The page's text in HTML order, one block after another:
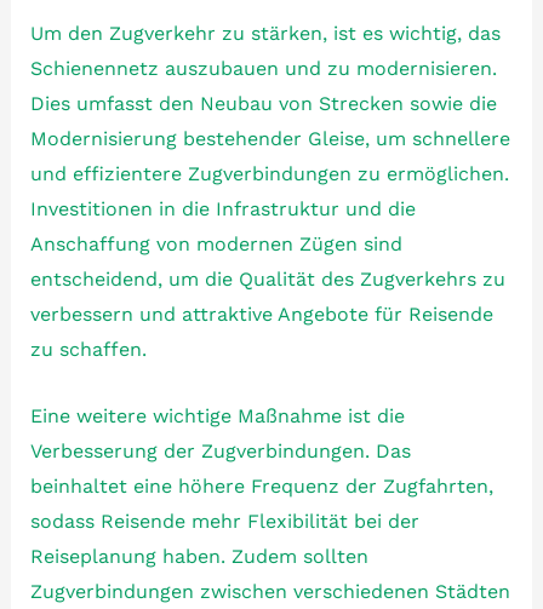
Um den Zugverkehr zu stärken, ist es wichtig, das
Schienennetz auszubauen und zu modernisieren.
Dies umfasst den Neubau von Strecken sowie die
Modernisierung bestehender Gleise, um schnellere
und effizientere Zugverbindungen zu ermöglichen.
Investitionen in die Infrastruktur und die
Anschaffung von modernen Zügen sind
entscheidend, um die Qualität des Zugverkehrs zu
verbessern und attraktive Angebote für Reisende
zu schaffen.
Eine weitere wichtige Maßnahme ist die
Verbesserung der Zugverbindungen. Das
beinhaltet eine höhere Frequenz der Zugfahrten,
sodass Reisende mehr Flexibilität bei der
Reiseplanung haben. Zudem sollten
Zugverbindungen zwischen verschiedenen Städten